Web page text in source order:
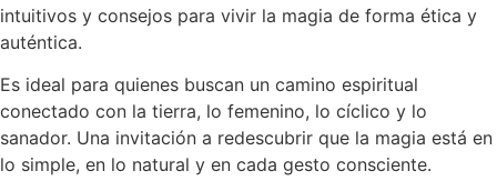
intuitivos y consejos para vivir la magia de forma ética y
auténtica.
Es ideal para quienes buscan un camino espiritual
conectado con la tierra, lo femenino, lo cíclico y lo
sanador. Una invitación a redescubrir que la magia está en
lo simple, en lo natural y en cada gesto consciente.